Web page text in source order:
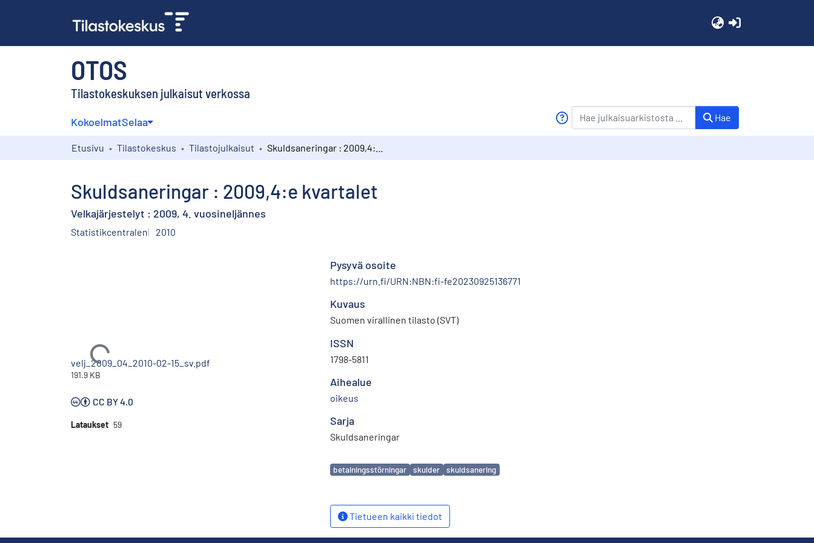
OTOS
Tilastokeskuksen julkaisut verkossa
KokoelmatSelaa Hae
Etusivu Tilastokeskus Tilastojulkaisut
Skuldsaneringar : 2009,4:e kvartalet
Velkajärjestelyt : 2009, 4. vuosineljännes
Statistikcentralen 2010
Ladataan...
velj_2009_04_2010-02-15_sv.pdf
191.9 KB
CC BY 4.0
Lataukset 59
Pysyvä osoite
https://urn.fi/URN:NBN:fi-fe20230925136771
Kuvaus
Suomen virallinen tilasto (SVT)
ISSN
1798-5811
Aihealue
oikeus
Sarja
Skuldsaneringar
Avainsanat
betalningsstörningar skulder skuldsanering
Tietueen kaikki tiedot